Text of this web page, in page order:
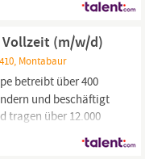
betreibt.
ist die XXXLutz-
(m/w/d)
Montabaur
betreibt über 400
und beschäftigt
tragen über 12.000
58 XXXLutz
betreibt.